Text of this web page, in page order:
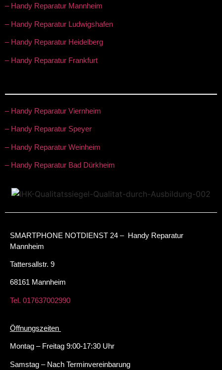
– Handy Reparatur Mannheim
– Handy Reparatur Ludwigshafen
– Handy Reparatur Heidelberg
– Handy Reparatur Frankfurt
– Handy Reparatur Viernheim
– Handy Reparatur Speyer
– Handy Reparatur Weinheim
– Handy Reparatur Bad Dürkheim
SMARTPHONE NOTDIENST 24 – Handy Reparatur
Mannheim
Tattersallstr. 9
68161 Mannheim
Tel. 017637002990
Öffnungszeiten
Montag – Freitag 9:00-17:30 Uhr
Samstag – Nach Terminvereinbarung